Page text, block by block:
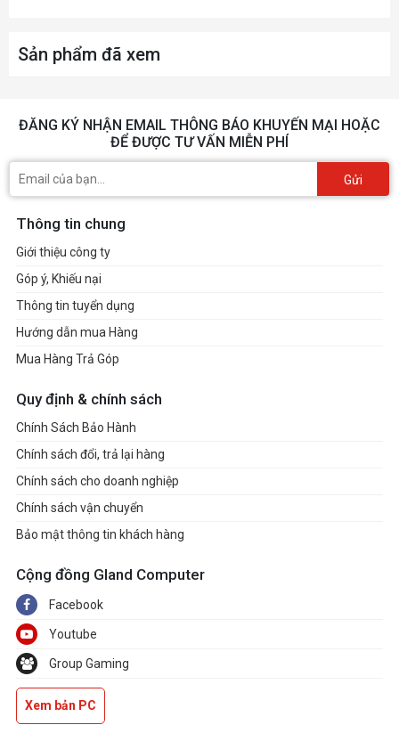
Sản phẩm đã xem
ĐĂNG KÝ NHẬN EMAIL THÔNG BÁO KHUYẾN MẠI HOẶC
ĐỂ ĐƯỢC TƯ VẤN MIỄN PHÍ
Gửi
Thông tin chung
Giới thiệu công ty
Góp ý, Khiếu nại
Thông tin tuyển dụng
Hướng dẫn mua Hàng
Mua Hàng Trả Góp
Quy định & chính sách
Chính Sách Bảo Hành
Chính sách đổi, trả lại hàng
Chính sách cho doanh nghiệp
Chính sách vận chuyển
Bảo mật thông tin khách hàng
Cộng đồng Gland Computer
Facebook
Youtube
Group Gaming
Xem bản PC